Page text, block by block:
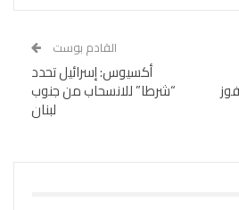
القادم بوست
أكسيوس: إسرائيل تحدد
“شرطا” للانسحاب من جنوب
لبنان